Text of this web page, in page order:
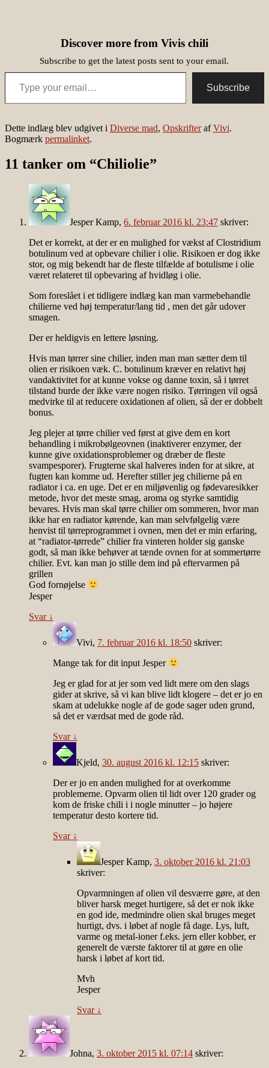
Discover more from Vivis chili
Subscribe to get the latest posts sent to your email.
Type your email…
Subscribe
Dette indlæg blev udgivet i Diverse mad, OpskrifterafVivi.
Bogmærk permalinket.
11 tanker om “Chiliolie”
Jesper Kamp, 6. februar 2016 kl. 23:47 skriver:
Det er korrekt, at der er en mulighed for vækst af Clostridium
botulinum ved at opbevare chilier i olie. Risikoen er dog ikke
stor, og mig bekendt har de fleste tilfælde af botulisme i olie
været relateret til opbevaring af hvidløg i olie.
Som foreslået i et tidligere indlæg kan man varmebehandle
chilierne ved høj temperatur/lang tid , men det går udover
smagen.
Der er heldigvis en lettere løsning.
Hvis man tørrer sine chilier, inden man man sætter dem til
olien er risikoen væk. C. botulinum kræver en relativt høj
vandaktivitet for at kunne vokse og danne toxin, så i tørret
tilstand burde der ikke være nogen risiko. Tørringen vil også
medvirke til at reducere oxidationen af olien, så der er dobbelt
bonus.
Jeg plejer at tørre chilier ved først at give dem en kort
behandling i mikrobølgeovnen (inaktiverer enzymer, der
kunne give oxidationsproblemer og dræber de fleste
svampesporer). Frugterne skal halveres inden for at sikre, at
fugten kan komme ud. Herefter stiller jeg chilierne på en
radiator i ca. en uge. Det er en miljøvenlig og fødevaresikker
metode, hvor det meste smag, aroma og styrke samtidig
bevares. Hvis man skal tørre chilier om sommeren, hvor man
ikke har en radiator kørende, kan man selvfølgelig være
henvist til tørreprogrammet i ovnen, men det er min erfaring,
at “radiator-tørrede” chilier fra vinteren holder sig ganske
godt, så man ikke behøver at tænde ovnen for at sommertørre
chilier. Evt. kan man jo stille dem ind på eftervarmen på
grillen
God fornøjelse
Jesper
Svar ↓
Vivi, 7. februar 2016 kl. 18:50 skriver:
Mange tak for dit input Jesper
Jeg er glad for at jer som ved lidt mere om den slags
gider at skrive, så vi kan blive lidt klogere – det er jo en
skam at udelukke nogle af de gode sager uden grund,
så det er værdsat med de gode råd.
Svar ↓
Kjeld, 30. august 2016 kl. 12:15 skriver:
Der er jo en anden mulighed for at overkomme
problemerne. Opvarm olien til lidt over 120 grader og
kom de friske chili i i nogle minutter – jo højere
temperatur desto kortere tid.
Svar ↓
Jesper Kamp, 3. oktober 2016 kl. 21:03
skriver:
Opvarmningen af olien vil desværre gøre, at den
bliver harsk meget hurtigere, så det er nok ikke
en god ide, medmindre olien skal bruges meget
hurtigt, dvs. i løbet af nogle få dage. Lys, luft,
varme og metal-ioner f.eks. jern eller kobber, er
generelt de værste faktorer til at gøre en olie
harsk i løbet af kort tid.
Mvh
Jesper
Svar ↓
Johna, 3. oktober 2015 kl. 07:14 skriver: